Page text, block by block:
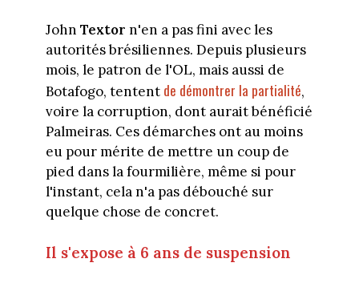
John Textor n'en a pas fini avec les
autorités brésiliennes. Depuis plusieurs
mois, le patron de l'OL, mais aussi de
Botafogo, tentent de démontrer la partialité,
voire la corruption, dont aurait bénéficié
Palmeiras. Ces démarches ont au moins
eu pour mérite de mettre un coup de
pied dans la fourmilière, même si pour
l'instant, cela n'a pas débouché sur
quelque chose de concret.
Il s'expose à 6 ans de suspension